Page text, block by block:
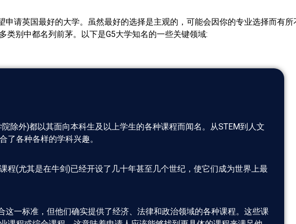
申请英国最好的大学。虽然最好的选择是主观的，可能会因你的专业选择而有所
类别中都名列前茅。以下是G5大学知名的一些关键领域:
除外)都以其面向本科生及以上学生的各种课程而闻名。从STEM到人文
了各种各样的学科兴趣。
程(尤其是在牛剑)已经开设了几十年甚至几个世纪，使它们成为世界上最
这一标准，但他们确实提供了经济、法律和政治领域的各种课程。这些课